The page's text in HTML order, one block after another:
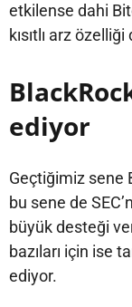
etkilense dahi
kısıtlı arz
ediyor
Geçtiğimiz sene
bu sene de
büyük desteği
bazıları için ise
ediyor.